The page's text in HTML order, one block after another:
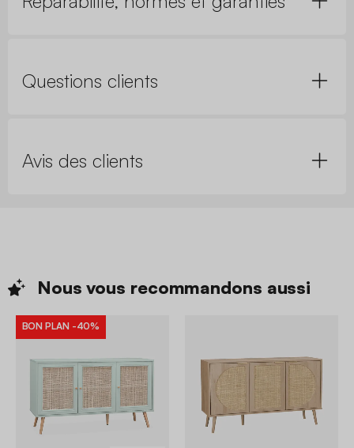
Questions clients
Avis des clients
Nous vous recommandons aussi
BON PLAN -40%